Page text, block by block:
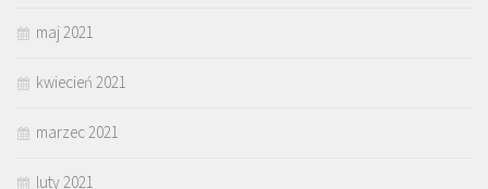
maj 2021
kwiecień 2021
marzec 2021
luty 2021